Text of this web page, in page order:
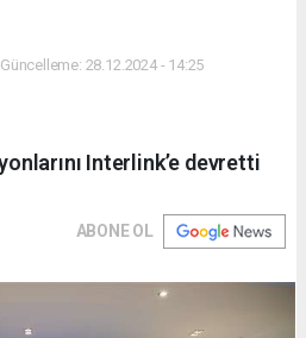
28.12.2024 - 14:25
Interlink’e devretti
ABONE OL